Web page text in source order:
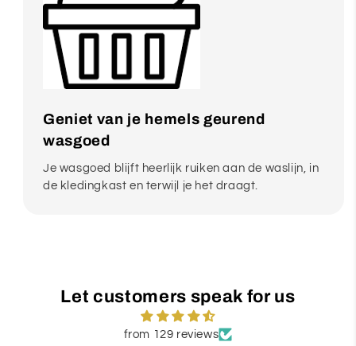
Geniet van je hemels geurend
wasgoed
Je wasgoed blijft heerlijk ruiken aan de waslijn, in
de kledingkast en terwijl je het draagt.
Let customers speak for us
from 129 reviews